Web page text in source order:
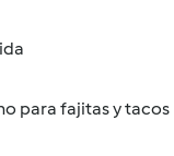
para fajitas y tacos